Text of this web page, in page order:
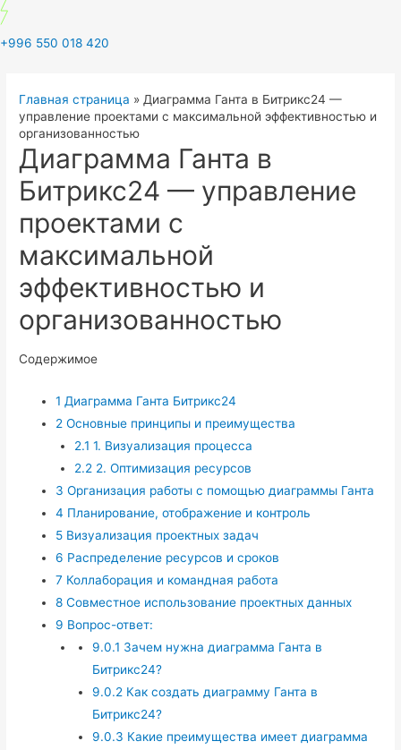
+996 550 018 420
Главная страница » Диаграмма Ганта в Битрикс24 —
управление проектами с максимальной эффективностью и
организованностью
Диаграмма Ганта в
Битрикс24 — управление
проектами с
максимальной
эффективностью и
организованностью
Содержимое
1 Диаграмма Ганта Битрикс24
2 Основные принципы и преимущества
2.1 1. Визуализация процесса
2.2 2. Оптимизация ресурсов
3 Организация работы с помощью диаграммы Ганта
4 Планирование, отображение и контроль
5 Визуализация проектных задач
6 Распределение ресурсов и сроков
7 Коллаборация и командная работа
8 Совместное использование проектных данных
9 Вопрос-ответ:
9.0.1 Зачем нужна диаграмма Ганта в
Битрикс24?
9.0.2 Как создать диаграмму Ганта в
Битрикс24?
9.0.3 Какие преимущества имеет диаграмма